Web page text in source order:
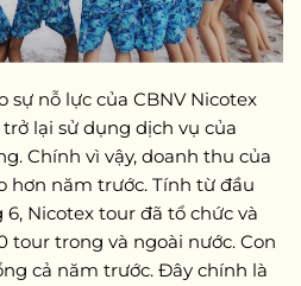
sự nỗ lực của CBNV Nicotex
lại sử dụng dịch vụ của
Chính vì vậy, doanh thu của
hơn năm trước. Tính từ đầu
Nicotex tour đã tổ chức và
tour trong và ngoài nước. Con
cả năm trước. Đây chính là